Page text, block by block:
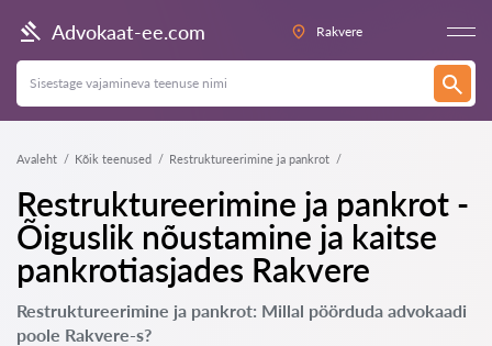
Advokaat-ee.com Rakvere
Avaleht Kõik teenused Restruktureerimine ja pankrot
Restruktureerimine ja pankrot -
Õiguslik nõustamine ja kaitse
pankrotiasjades Rakvere
Restruktureerimine ja pankrot: Millal pöörduda advokaadi
poole Rakvere-s?